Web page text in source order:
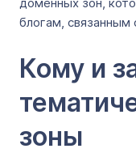
блогам, связанным
Кому и
зоны